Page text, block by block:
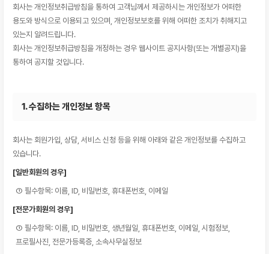
회사는 개인정보취급방침을 통하여 고객님께서 제공하시는 개인정보가 어떠한
용도와 방식으로 이용되고 있으며, 개인정보보호를 위해 어떠한 조치가 취해지고
있는지 알려드립니다.
회사는 개인정보취급방침을 개정하는 경우 웹사이트 공지사항(또는 개별공지)을
통하여 공지할 것입니다.
1. 수집하는 개인정보 항목
회사는 회원가입, 상담, 서비스 신청 등을 위해 아래와 같은 개인정보를 수집하고
있습니다.
[일반회원의 경우]
① 필수항목: 이름, ID, 비밀번호, 휴대폰번호, 이메일
[전문가회원의 경우]
① 필수항목: 이름, ID, 비밀번호, 생년월일, 휴대폰번호, 이메일, 시험정보,
프로필사진, 전문가등록증, 소속사무실정보